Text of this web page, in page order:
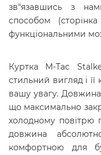
зв"язавшись з
способом
функціональними
Куртка M-Tac
стильний вигляд і
вашу увагу.
що максимально
холодному повітрю
довжина
комфортною для